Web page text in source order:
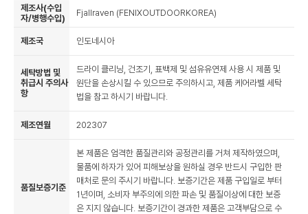
제조사(수입
자/병행수입)
Fjallraven (FENIXOUTDOORKOREA)
제조국 인도네시아
세탁방법 및
취급시 주의사
항
드라이 클리닝, 건조기, 표백제 및 섬유유연제 사용 시 제품 및
원단을 손상시킬 수 있으므로 주의하시고, 제품 케어라벨 세탁
법을 참고 하시기 바랍니다.
제조연월 202307
품질보증기준
본 제품은 엄격한 품질관리와 공정관리를 거쳐 제작하였으며,
물품에 하자가 있어 피해보상을 원하실 경우 반드시 구입한 판
매처로 문의 주시기 바랍니다. 보증기간은 제품 구입일로 부터
1년이며, 소비자 부주의에 의한 파손 및 품질이상에 대한 보증
은 지지 않습니다. 보증기간이 경과한 제품은 고객부담으로 수